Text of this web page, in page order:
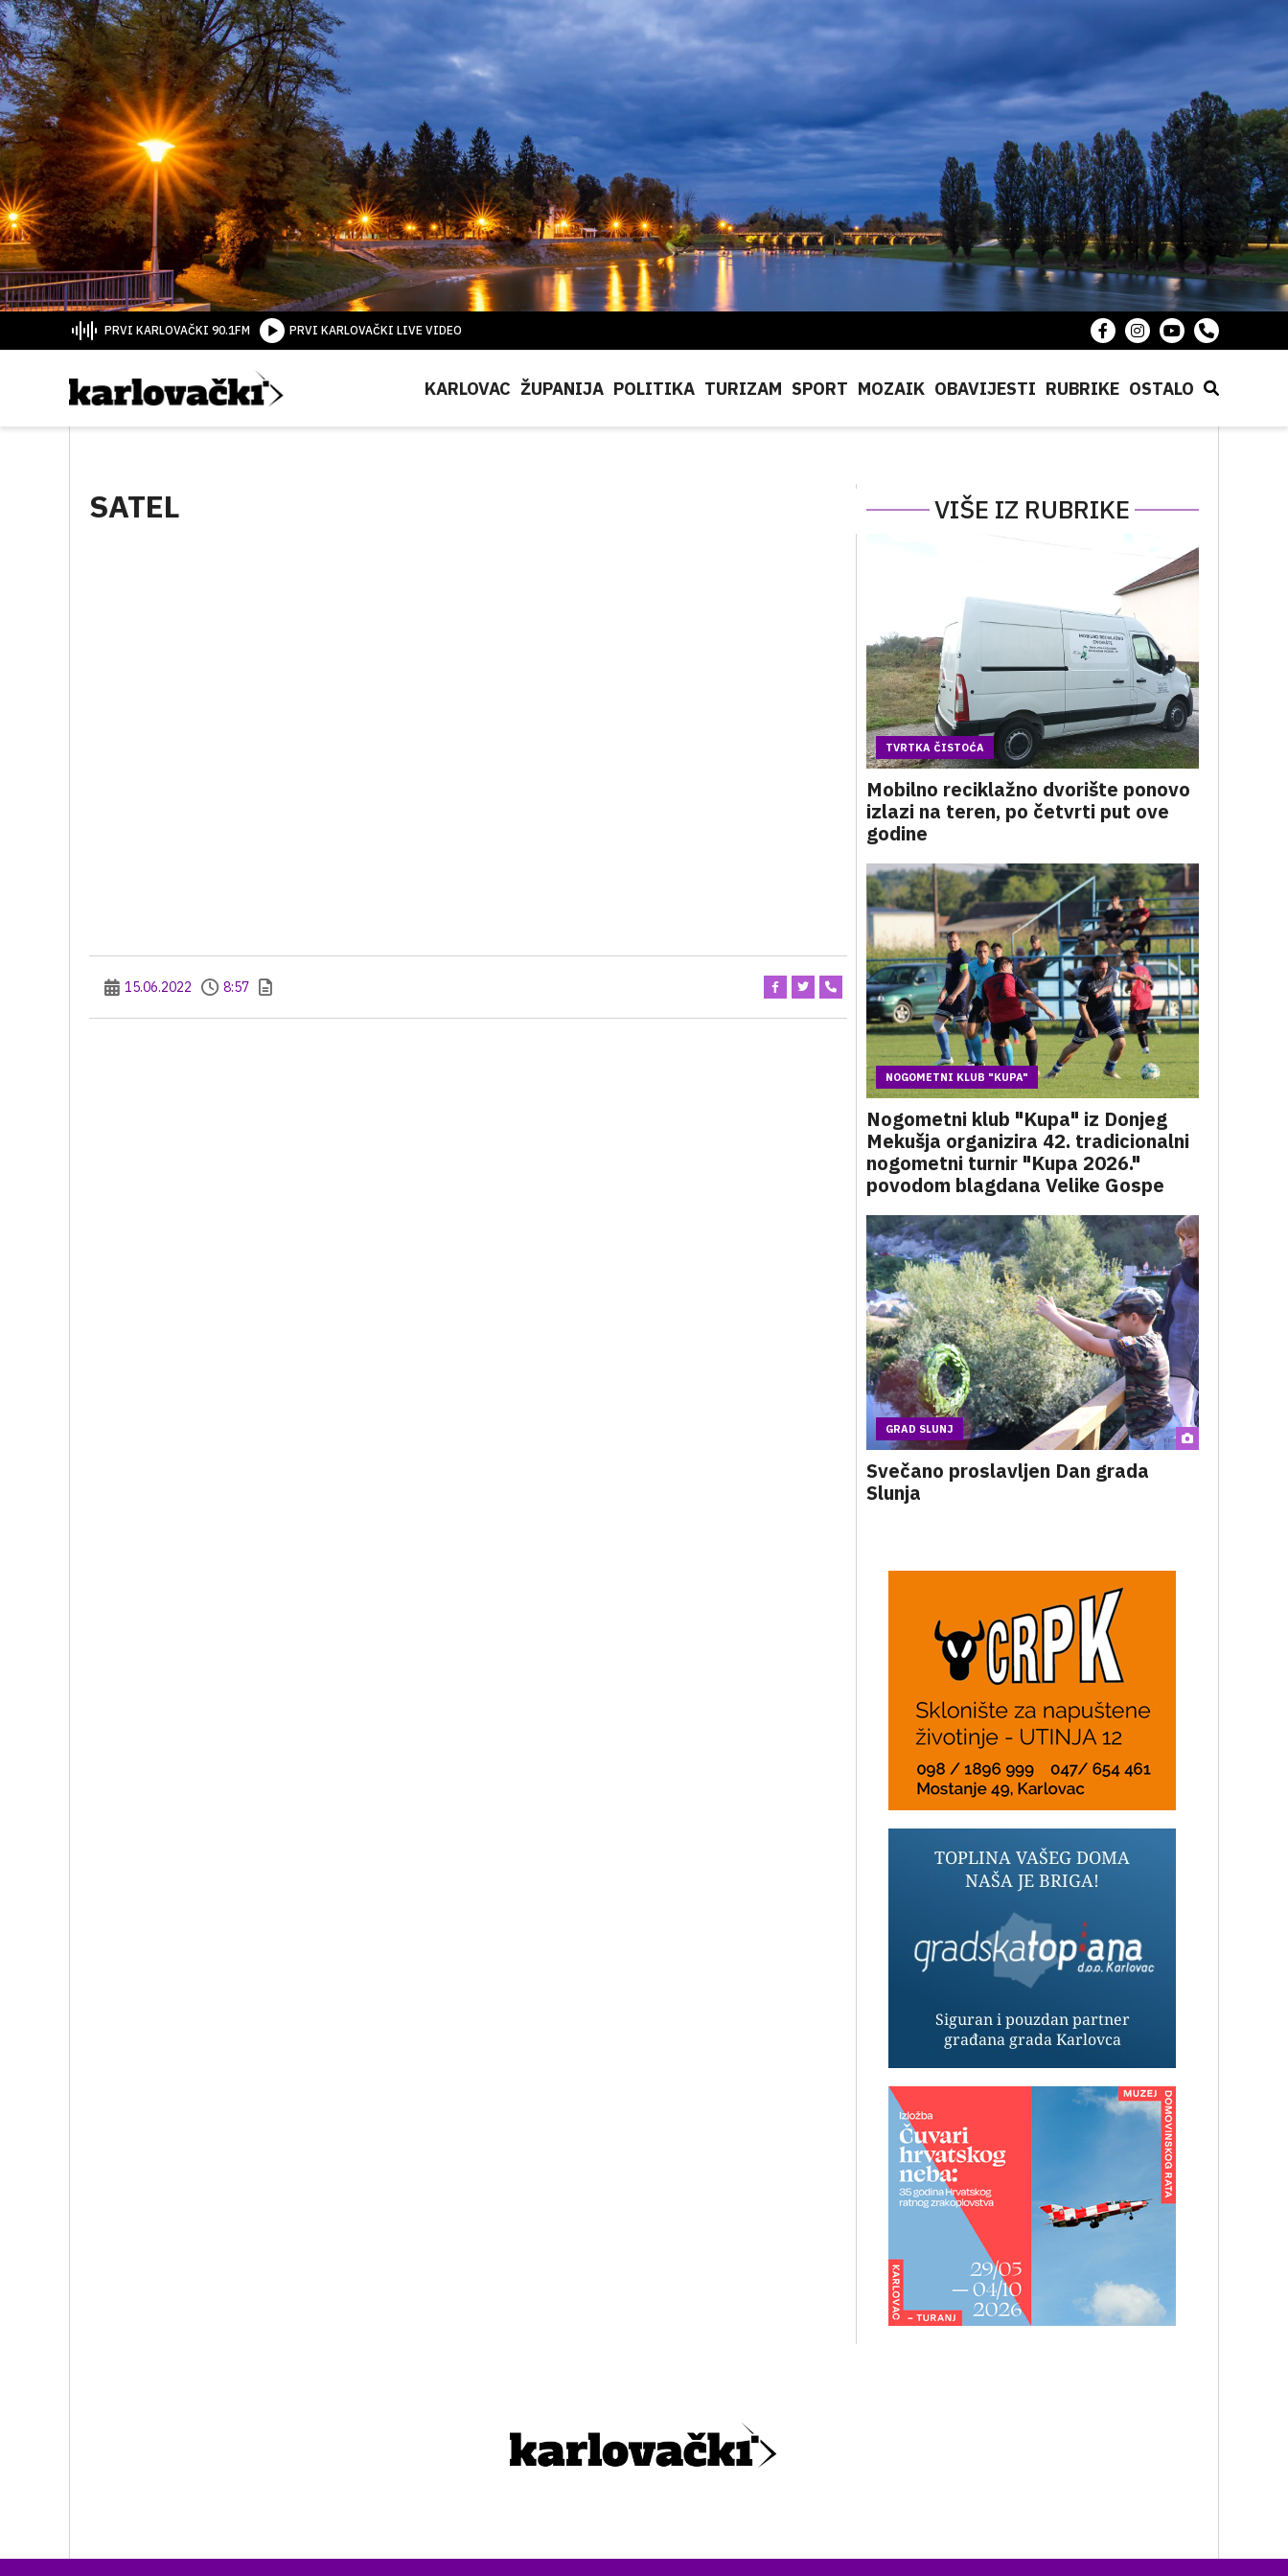
PRVI KARLOVAČKI 90.1FM PRVI KARLOVAČKI LIVE VIDEO
KARLOVAC ŽUPANIJA POLITIKA TURIZAM SPORT MOZAIK OBAVIJESTI RUBRIKE OSTALO
SATEL VIŠE IZ RUBRIKE
15.06.2022 8:57
TVRTKA ČISTOĆA
Mobilno reciklažno dvorište ponovo
izlazi na teren, po četvrti put ove
godine
NOGOMETNI KLUB "KUPA"
Nogometni klub "Kupa" iz Donjeg
Mekušja organizira 42. tradicionalni
nogometni turnir "Kupa 2026."
povodom blagdana Velike Gospe
GRAD SLUNJ
Svečano proslavljen Dan grada
Slunja